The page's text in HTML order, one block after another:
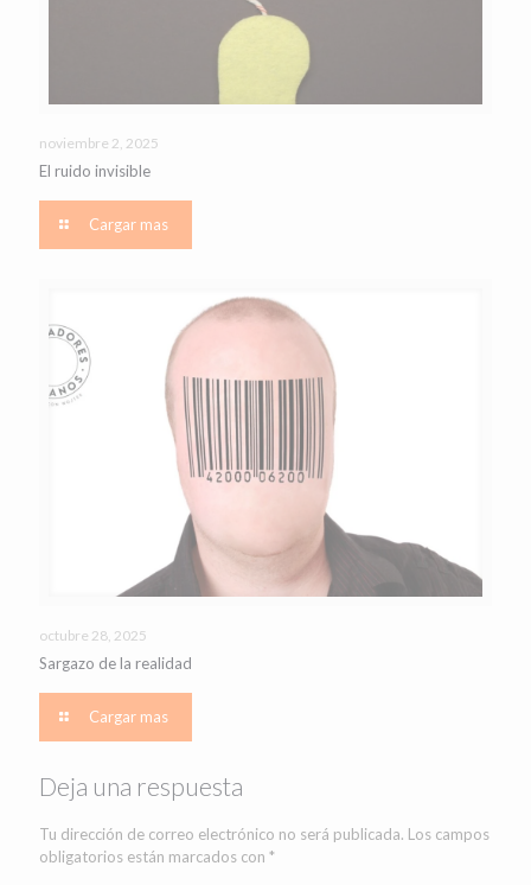
noviembre 2, 2025
El ruido invisible
Cargar mas
octubre 28, 2025
Sargazo de la realidad
Cargar mas
Deja una respuesta
Tu dirección de correo electrónico no será publicada. Los campos
obligatorios están marcados con *